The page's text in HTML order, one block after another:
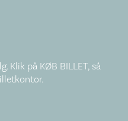
Klik på KØB BILLET, så